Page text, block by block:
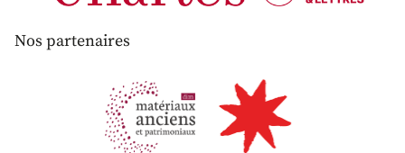
Nos partenaires